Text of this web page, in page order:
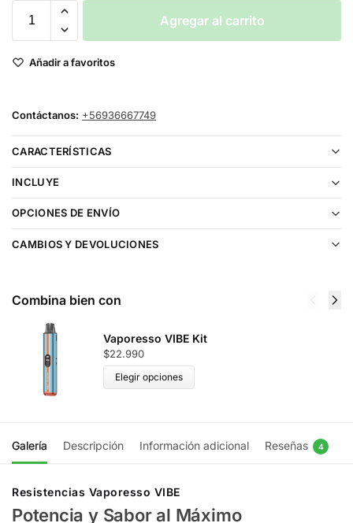
Agregar al carrito
Añadir a favoritos
Contáctanos: +56936667749
CARACTERÍSTICAS
INCLUYE
OPCIONES DE ENVÍO
CAMBIOS Y DEVOLUCIONES
Combina bien con
Vaporesso VIBE Kit
$22.990
Elegir opciones
Galería Descripción Información adicional Reseñas 4
Resistencias Vaporesso VIBE
Potencia y Sabor al Máximo